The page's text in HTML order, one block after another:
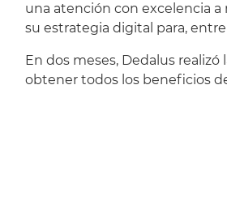
una atención con excelencia
su estrategia digital para,
En dos meses, Dedalus
obtener todos los beneficios